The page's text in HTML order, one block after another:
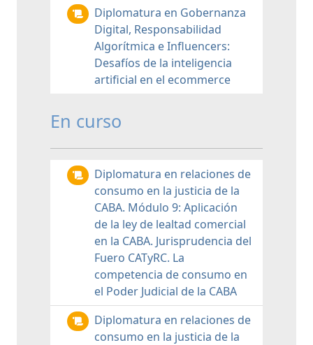
Diplomatura en Gobernanza
Digital, Responsabilidad
Algorítmica e Influencers:
Desafíos de la inteligencia
artificial en el ecommerce
En curso
Diplomatura en relaciones de
consumo en la justicia de la
CABA. Módulo 9: Aplicación
de la ley de lealtad comercial
en la CABA. Jurisprudencia del
Fuero CATyRC. La
competencia de consumo en
el Poder Judicial de la CABA
Diplomatura en relaciones de
consumo en la justicia de la